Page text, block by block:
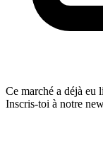
Ce marché a déjà eu
Inscris-toi à notre